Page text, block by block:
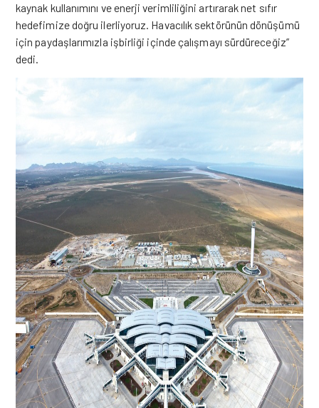
kaynak kullanımını ve enerji verimliliğini artırarak net sıfır
hedefimize doğru ilerliyoruz. Havacılık sektörünün dönüşümü
için paydaşlarımızla işbirliği içinde çalışmayı sürdüreceğiz”
dedi.